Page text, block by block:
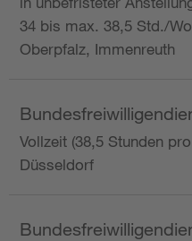
34 bis max. 38,5 Std./
Oberpfalz, Immenreuth
Vollzeit (38,5 Stunden
Düsseldorf